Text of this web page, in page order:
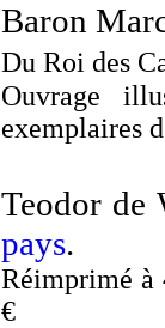
Baron
Du Roi des
Ouvrage
exemplaires
Teodor de
pays.
Réimprimé à
€